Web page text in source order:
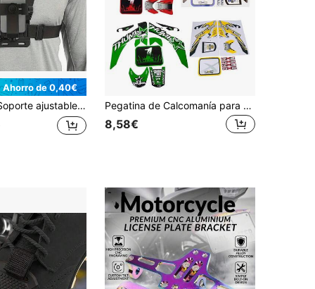
Ahorro de 0,40€
para grabación de video en primera persona para actividades al aire libre como ciclismo, esquí, remo, caza Pegatina de Calcomanía para Motocicleta Rojo Azul Amarillo Verde de Carreras Motocicleta Kohis Pegatina CRF50 CRF70 para CRF 50cc 70cc Motocicleta de Tierra Pit
8,58€